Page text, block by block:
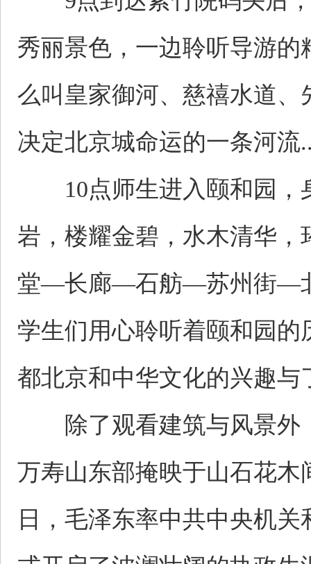
秀丽景色，一边聆听导游
么叫皇家御河、慈禧水道
决定北京城命运的一条河
10点师生进入颐和园，
岩，楼耀金碧，水木清华
堂—长廊—石舫—苏州街—北
学生们用心聆听着颐和园
都北京和中华文化的兴趣与
除了观看建筑与风景外
万寿山东部掩映于山石花
日，毛泽东率中共中央机